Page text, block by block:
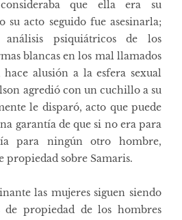
que ella era su
acto seguido fue asesinarla;
psiquiátricos de los
blancas en los mal llamados
hace alusión a la esfera sexual
agredió con un cuchillo a su
le disparó, acto que puede
garantía de que si no era para
para ningún otro hombre,
propiedad sobre Samaris.
las mujeres siguen siendo
de propiedad de los hombres